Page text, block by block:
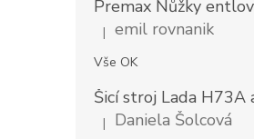
Hodnocení produktu je 5 z
| emil rovnanik
Vše OK
Hodnocení produktu je 5 z
| Daniela Šolcová